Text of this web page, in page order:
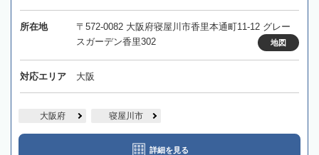
所在地
〒572-0082 大阪府寝屋川市香里本通町11-12 グレー
スガーデン香里302
地図
対応エリア 大阪
大阪府 寝屋川市
詳細を見る